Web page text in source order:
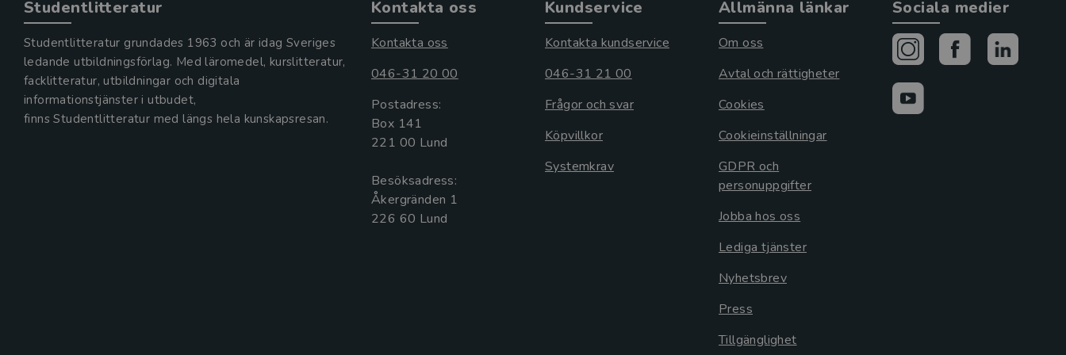
Studentlitteratur
Studentlitteratur grundades 1963 och är idag Sveriges
ledande utbildningsförlag. Med läromedel, kurslitteratur,
facklitteratur, utbildningar och digitala
informationstjänster i utbudet,
finns Studentlitteratur med längs hela kunskapsresan.
Kontakta oss
Kontakta oss
046-31 20 00
Postadress:
Box 141
221 00 Lund
Besöksadress:
Åkergränden 1
Kundservice
Kontakta kundservice
046-31 21 00
Frågor och svar
Köpvillkor
Systemkrav
Allmänna länkar
Om oss
Avtal och rättigheter
Cookies
Cookieinställningar
GDPR och
personuppgifter
Jobba hos oss
Lediga tjänster
Nyhetsbrev
Press
Tillgänglighet
Sociala medier